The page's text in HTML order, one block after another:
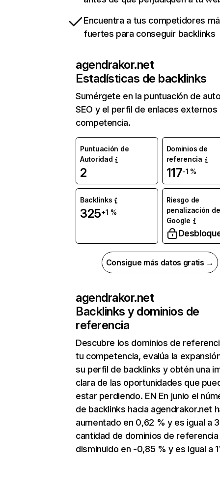
Encuentra a tus competidores
fuertes para conseguir backlinks
agendrakor.net
Estadísticas de backlinks
Sumérgete en la puntuación de
SEO y el perfil de enlaces externos
competencia.
Puntuación de
Autoridad
2
Dominios de
referencia
117-1 %
Backlinks
325+1 %
Riesgo de
penalización de
Google
Consigue más datos gratis →
agendrakor.net
Backlinks y dominios de
referencia
Descubre los dominios de
tu competencia, evalúa la
su perfil de backlinks y obtén una
clara de las oportunidades que
estar perdiendo. EN En junio el
de backlinks hacia agendrakor.net
aumentado en 0,62 % y es igual a
cantidad de dominios de referencia
disminuido en -0,85 % y es igual a